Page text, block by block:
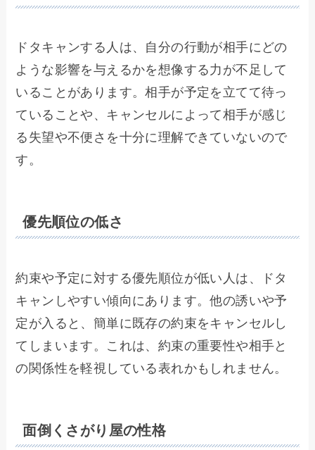
ドタキャンする人は、自分の行動が相手にどの
ような影響を与えるかを想像する力が不足して
いることがあります。相手が予定を立てて待っ
ていることや、キャンセルによって相手が感じ
る失望や不便さを十分に理解できていないので
す。
優先順位の低さ
約束や予定に対する優先順位が低い人は、ドタ
キャンしやすい傾向にあります。他の誘いや予
定が入ると、簡単に既存の約束をキャンセルし
てしまいます。これは、約束の重要性や相手と
の関係性を軽視している表れかもしれません。
面倒くさがり屋の性格